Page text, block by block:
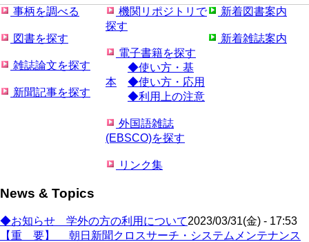
事柄を調べる
図書を探す
雑誌論文を探す
新聞記事を探す
機関リポジトリで
探す
電子書籍を探す
◆使い方・基
本
◆使い方・応用
◆利用上の注意
外国語雑誌
(EBSCO)を探す
リンク集
新着図書案内
新着雑誌案内
News & Topics
◆お知らせ 学外の方の利用について2023/03/31(金) - 17:53
【重 要】 朝日新聞クロスサーチ・システムメンテナンス